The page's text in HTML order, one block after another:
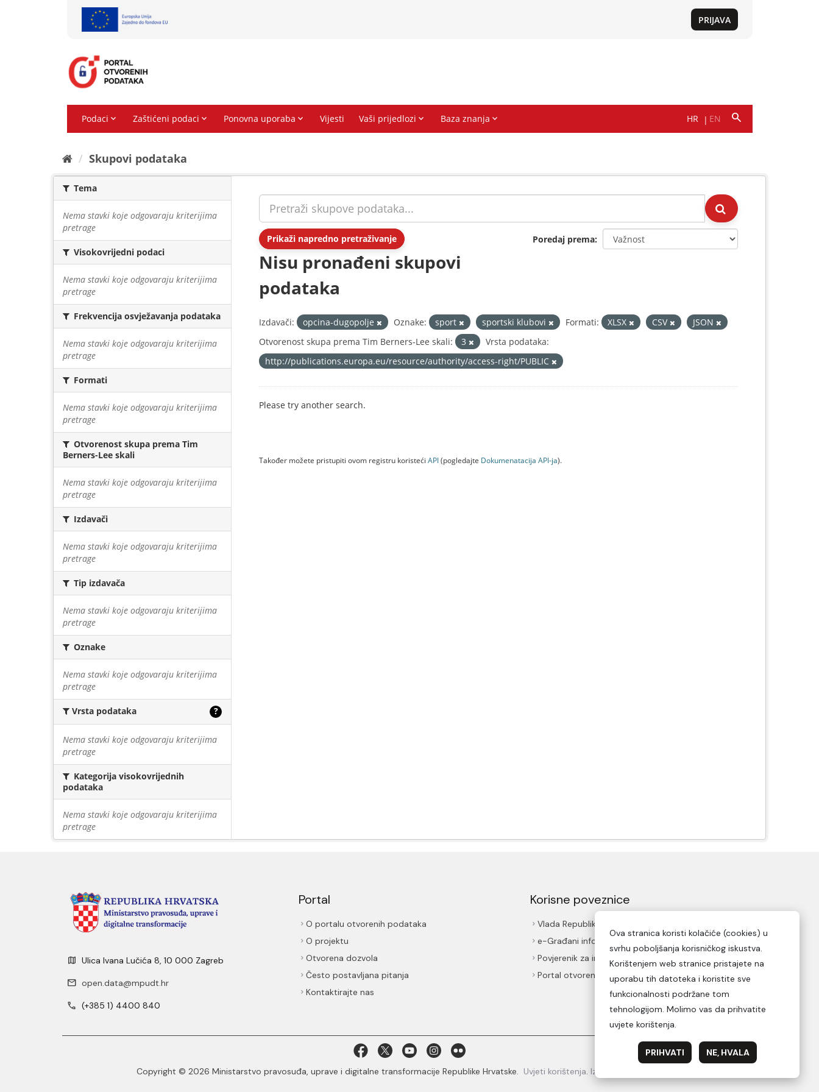
Skupovi podаtаkа
Tema
Nema stavki koje odgovaraju kriterijima
pretrage
Visokovrijedni podaci
Nema stavki koje odgovaraju kriterijima
pretrage
Frekvencija osvježavanja podataka
Nema stavki koje odgovaraju kriterijima
pretrage
Formati
Nema stavki koje odgovaraju kriterijima
pretrage
Otvorenost skupa prema Tim
Berners-Lee skali
Nema stavki koje odgovaraju kriterijima
pretrage
Izdavači
Nema stavki koje odgovaraju kriterijima
pretrage
Tip izdavača
Nema stavki koje odgovaraju kriterijima
pretrage
Oznake
Nema stavki koje odgovaraju kriterijima
pretrage
Vrsta podataka ?
Nema stavki koje odgovaraju kriterijima
pretrage
Kategorija visokovrijednih
podataka
Nema stavki koje odgovaraju kriterijima
pretrage
Prikaži napredno pretraživanje Poredaj prema
Nisu pronađeni skupovi
podataka
Izdavači: opcina-dugopolje Oznake: sport sportski klubovi Formati: XLSX CSV
JSON
Otvorenost skupa prema Tim Berners-Lee skali:
3
Vrsta podataka:
http://publications.europa.eu/resource/authority/access-right/PUBLIC
Please try another search.
Također možete pristupiti ovom registru koristeći API(pogledajte Dokumenаtаcijа API-jа).